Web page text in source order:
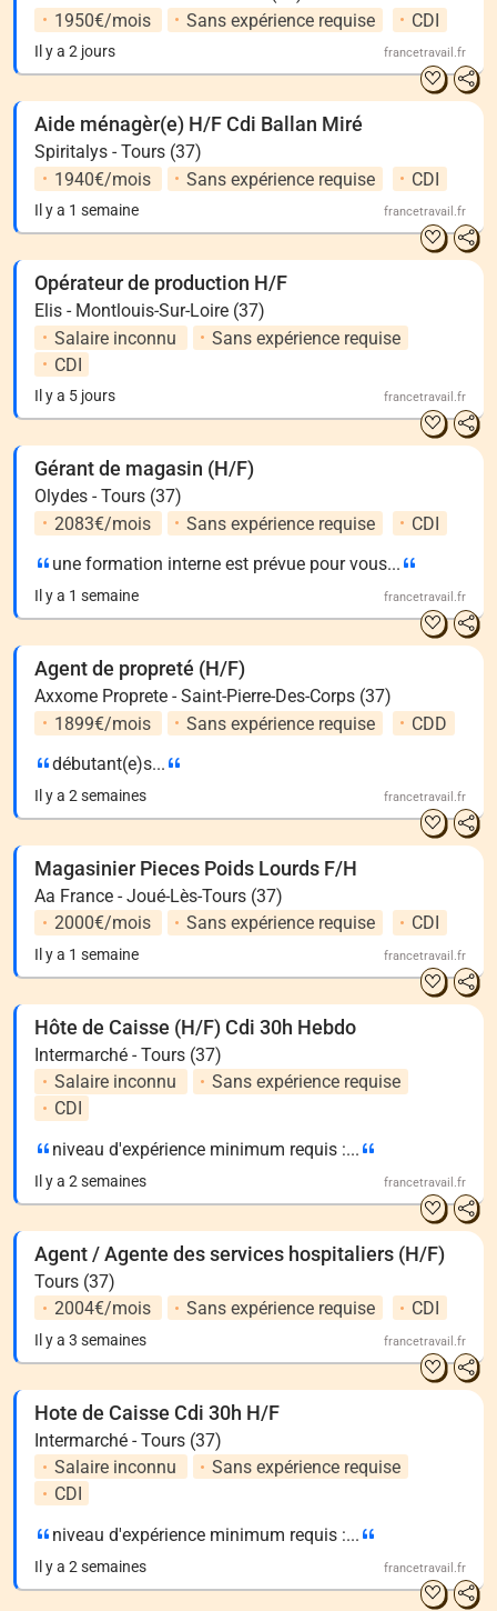
1950€/mois
Sans expérience requise CDI
Il y a 2 jours francetravail.fr
Aide ménagèr(e) H/F Cdi Ballan Miré
Spiritalys - Tours (37)
1940€/mois
Sans expérience requise CDI
Il y a 1 semaine francetravail.fr
Opérateur de production H/F
Elis - Montlouis-Sur-Loire (37)
Salaire inconnu
Sans expérience requise
CDI
Il y a 5 jours francetravail.fr
Gérant de magasin (H/F)
Olydes - Tours (37)
2083€/mois
Sans expérience requise
CDI
une formation interne est prévue pour vous...
Il y a 1 semaine francetravail.fr
Agent de propreté (H/F)
Axxome Proprete - Saint-Pierre-Des-Corps (37)
1899€/mois
Sans expérience requise
CDD
débutant(e)s...
Il y a 2 semaines francetravail.fr
Magasinier Pieces Poids Lourds F/H
Aa France - Joué-Lès-Tours (37)
2000€/mois
Sans expérience requise CDI
Il y a 1 semaine francetravail.fr
Hôte de Caisse (H/F) Cdi 30h Hebdo
Intermarché - Tours (37)
Salaire inconnu
Sans expérience requise
CDI
niveau d'expérience minimum requis :...
Il y a 2 semaines francetravail.fr
Agent / Agente des services hospitaliers (H/F)
Tours (37)
2004€/mois
Sans expérience requise CDI
Il y a 3 semaines francetravail.fr
Hote de Caisse Cdi 30h H/F
Intermarché - Tours (37)
Salaire inconnu
Sans expérience requise
CDI
niveau d'expérience minimum requis :...
Il y a 2 semaines francetravail.fr